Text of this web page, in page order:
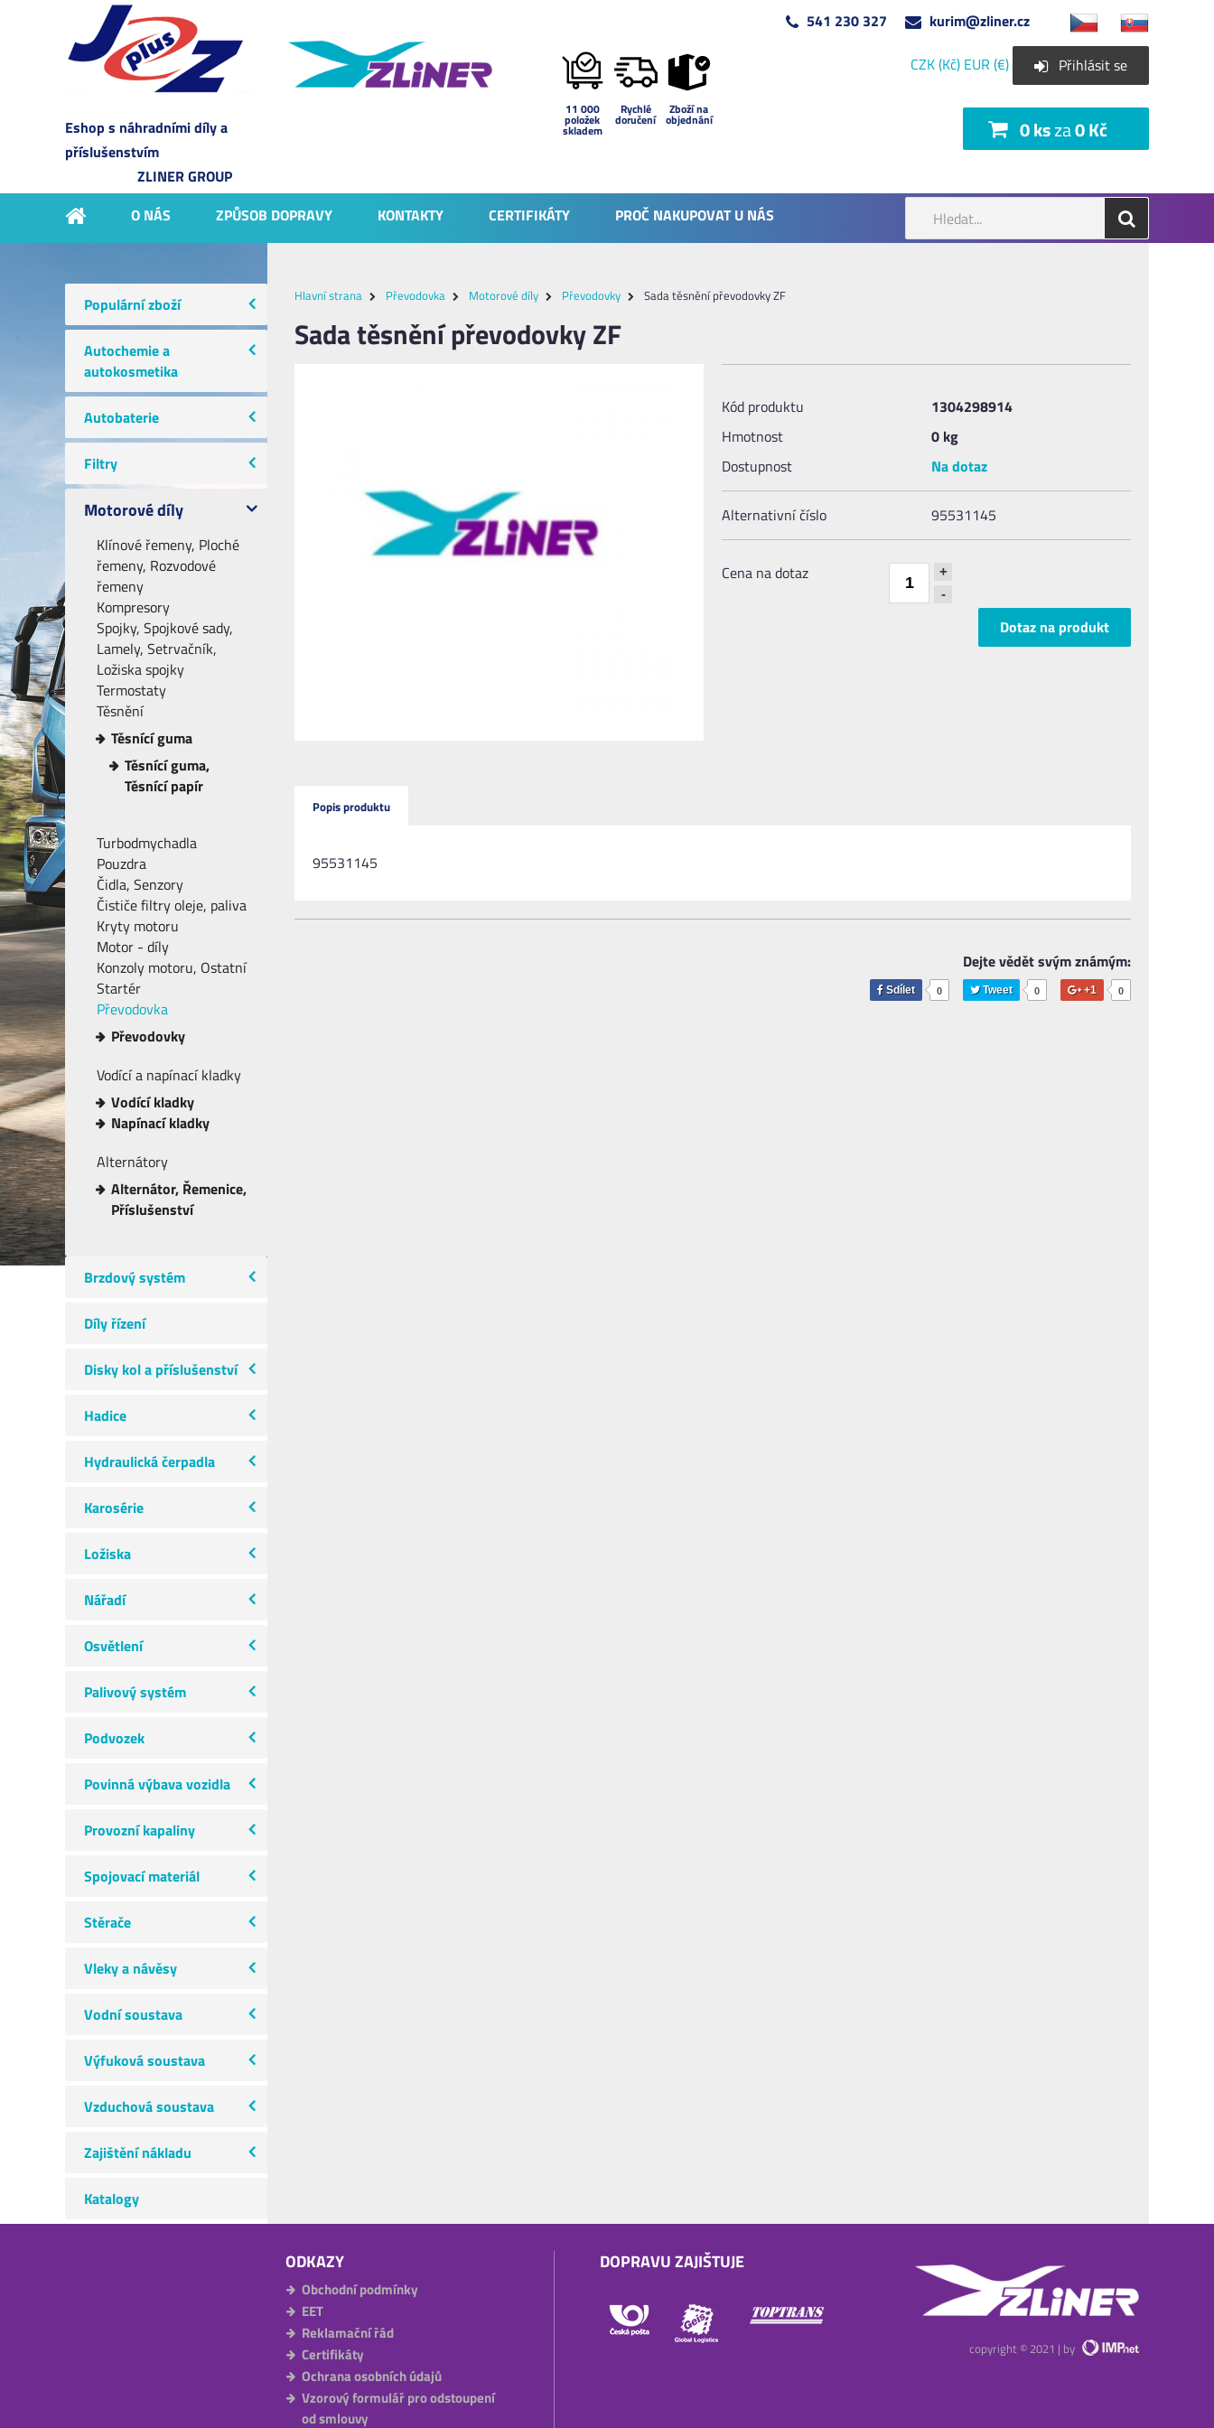
Eshop s náhradními díly a
příslušenstvím
ZLINER GROUP
11 000
položek
skladem
Rychlé
doručení
Zboží na
objednání
541 230 327
kurim@zliner.cz
CZK (Kč) EUR (€) Přihlásit se
0 ksza0 Kč
O NÁS ZPŮSOB DOPRAVY KONTAKTY CERTIFIKÁTY PROČ NAKUPOVAT U NÁS
Populární zboží
Autochemie a
autokosmetika
Autobaterie
Filtry
Motorové díly
Klínové řemeny, Ploché
řemeny, Rozvodové
řemeny
Kompresory
Spojky, Spojkové sady,
Lamely, Setrvačník,
Ložiska spojky
Termostaty
Těsnění
Těsnící guma
Těsnící guma,
Těsnící papír
Turbodmychadla
Pouzdra
Čidla, Senzory
Čističe filtry oleje, paliva
Kryty motoru
Motor - díly
Konzoly motoru, Ostatní
Startér
Převodovka
Převodovky
Vodící a napínací kladky
Vodící kladky
Napínací kladky
Alternátory
Alternátor, Řemenice,
Příslušenství
Brzdový systém
Díly řízení
Disky kol a příslušenství
Hadice
Hydraulická čerpadla
Karosérie
Ložiska
Nářadí
Osvětlení
Palivový systém
Podvozek
Povinná výbava vozidla
Provozní kapaliny
Spojovací materiál
Stěrače
Vleky a návěsy
Vodní soustava
Výfuková soustava
Vzduchová soustava
Zajištění nákladu
Katalogy
Hlavní strana Převodovka Motorové díly Převodovky Sada těsnění převodovky ZF
Sada těsnění převodovky ZF
Kód produktu
1304298914
Hmotnost
0 kg
Dostupnost
Na dotaz
Alternativní číslo 95531145
Cena na dotaz
+
-
Dotaz na produkt
Popis produktu
95531145
Dejte vědět svým známým:
Sdílet 0 Tweet 0 +1 0
ODKAZY
Obchodní podmínky
EET
Reklamační řád
Certifikáty
Ochrana osobních údajů
Vzorový formulář pro odstoupení
od smlouvy
DOPRAVU ZAJIŠTUJE
copyright © 2021 | by